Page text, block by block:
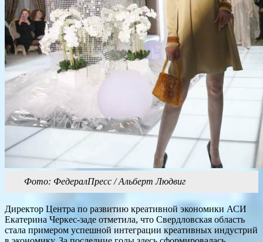
Фото: ФедералПресс / Альберт Людвиг
Директор Центра по развитию креативной экономики АСИ
Екатерина Черкес-заде отметила, что Свердловская область
стала примером успешной интеграции креативных индустрий